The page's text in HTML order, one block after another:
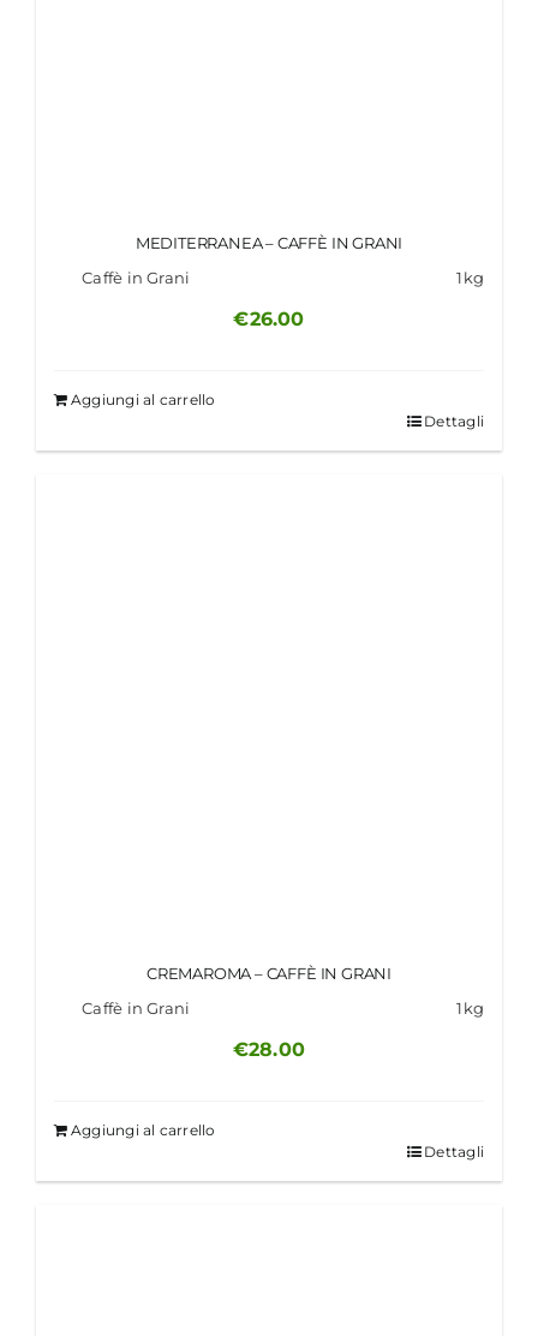
MEDITERRANEA – CAFFÈ IN GRANI
Caffè in Grani
1kg
€26.00
Aggiungi al carrello
Dettagli
CREMAROMA – CAFFÈ IN GRANI
Caffè in Grani
1kg
€28.00
Aggiungi al carrello
Dettagli